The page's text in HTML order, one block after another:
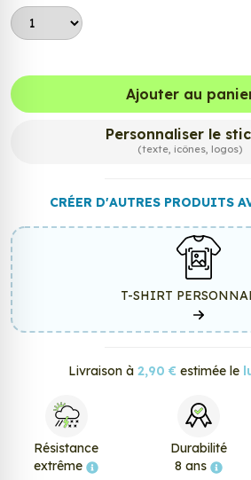
Ajouter au
Personnaliser le
(texte, icônes, logos)
CRÉER D'AUTRES PRODUITS
T-SHIRT
Livraison à 2,90 € estimée le
Résistance
extrême
Durabilité
8 ans